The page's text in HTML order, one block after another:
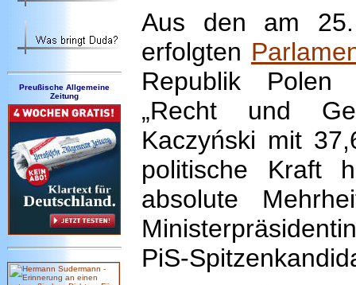
Preußische Allgemeine
Zeitung
Aus den am
erfolgten
Republik
„Recht und
Kaczyński mit
politische Kraft
absolute
PiS-